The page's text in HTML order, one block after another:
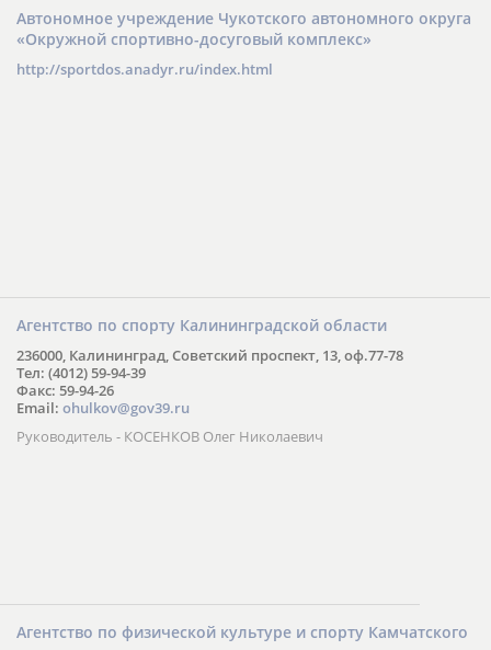
Автономное учреждение Чукотского автономного округа
«Окружной спортивно-досуговый комплекс»
http://sportdos.anadyr.ru/index.html
Агентство по спорту Калининградской области
236000, Калининград, Советский проспект, 13, оф.77-78
Тел: (4012) 59-94-39
Факс: 59-94-26
Email: ohulkov@gov39.ru
Руководитель - КОСЕНКОВ Олег Николаевич
Агентство по физической культуре и спорту Камчатского